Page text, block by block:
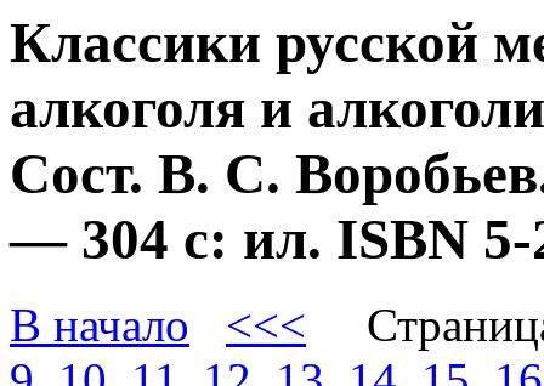
Классики русской
алкоголя и
Сост. В. С.
— 304 с: ил. ISBN
В начало <<<